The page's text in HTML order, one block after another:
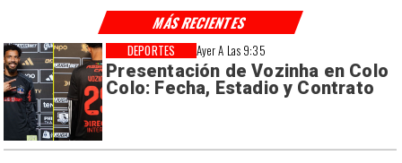
Ayer A Las 9:35
Presentación de Vozinha en Colo
Colo: Fecha, Estadio y Contrato
DEPORTES
MÁS RECIENTES